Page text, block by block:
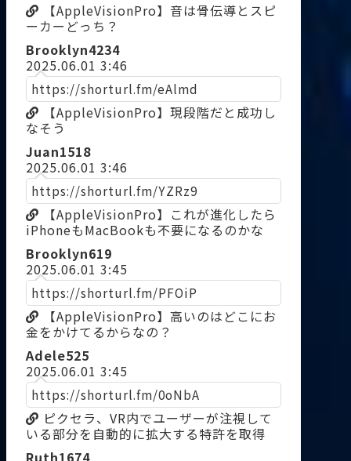
【AppleVisionPro】音は骨伝導とスピ
ーカーどっち？
Brooklyn4234
2025.06.01 3:46
https://shorturl.fm/eAlmd
【AppleVisionPro】現段階だと成功し
なそう
Juan1518
2025.06.01 3:46
https://shorturl.fm/YZRz9
【AppleVisionPro】これが進化したら
iPhoneもMacBookも不要になるのかな
Brooklyn619
2025.06.01 3:45
https://shorturl.fm/PFOiP
【AppleVisionPro】高いのはどこにお
金をかけてるからなの？
Adele525
2025.06.01 3:45
https://shorturl.fm/0oNbA
ピクセラ、VR内でユーザーが注視して
いる部分を自動的に拡大する特許を取得